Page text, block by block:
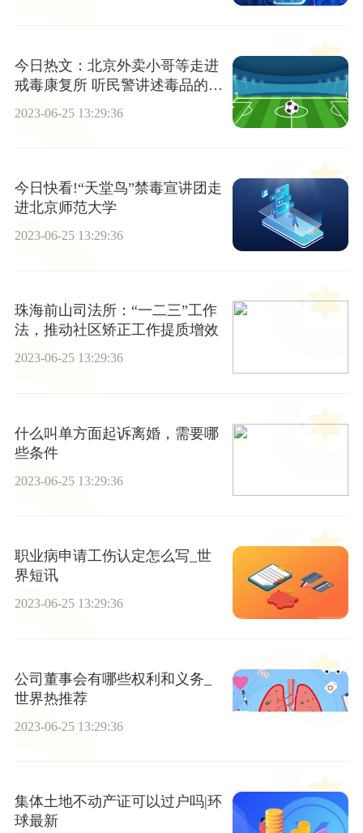
今日热文：北京外卖小哥等走进
戒毒康复所 听民警讲述毒品的前
2023-06-25 13:29:36
今日快看!“天堂鸟”禁毒宣讲团走
进北京师范大学
2023-06-25 13:29:36
珠海前山司法所：“一二三”工作
法，推动社区矫正工作提质增效
2023-06-25 13:29:36
什么叫单方面起诉离婚，需要哪
些条件
2023-06-25 13:29:36
职业病申请工伤认定怎么写_世
界短讯
2023-06-25 13:29:36
公司董事会有哪些权利和义务_
世界热推荐
2023-06-25 13:29:36
集体土地不动产证可以过户吗|环
球最新